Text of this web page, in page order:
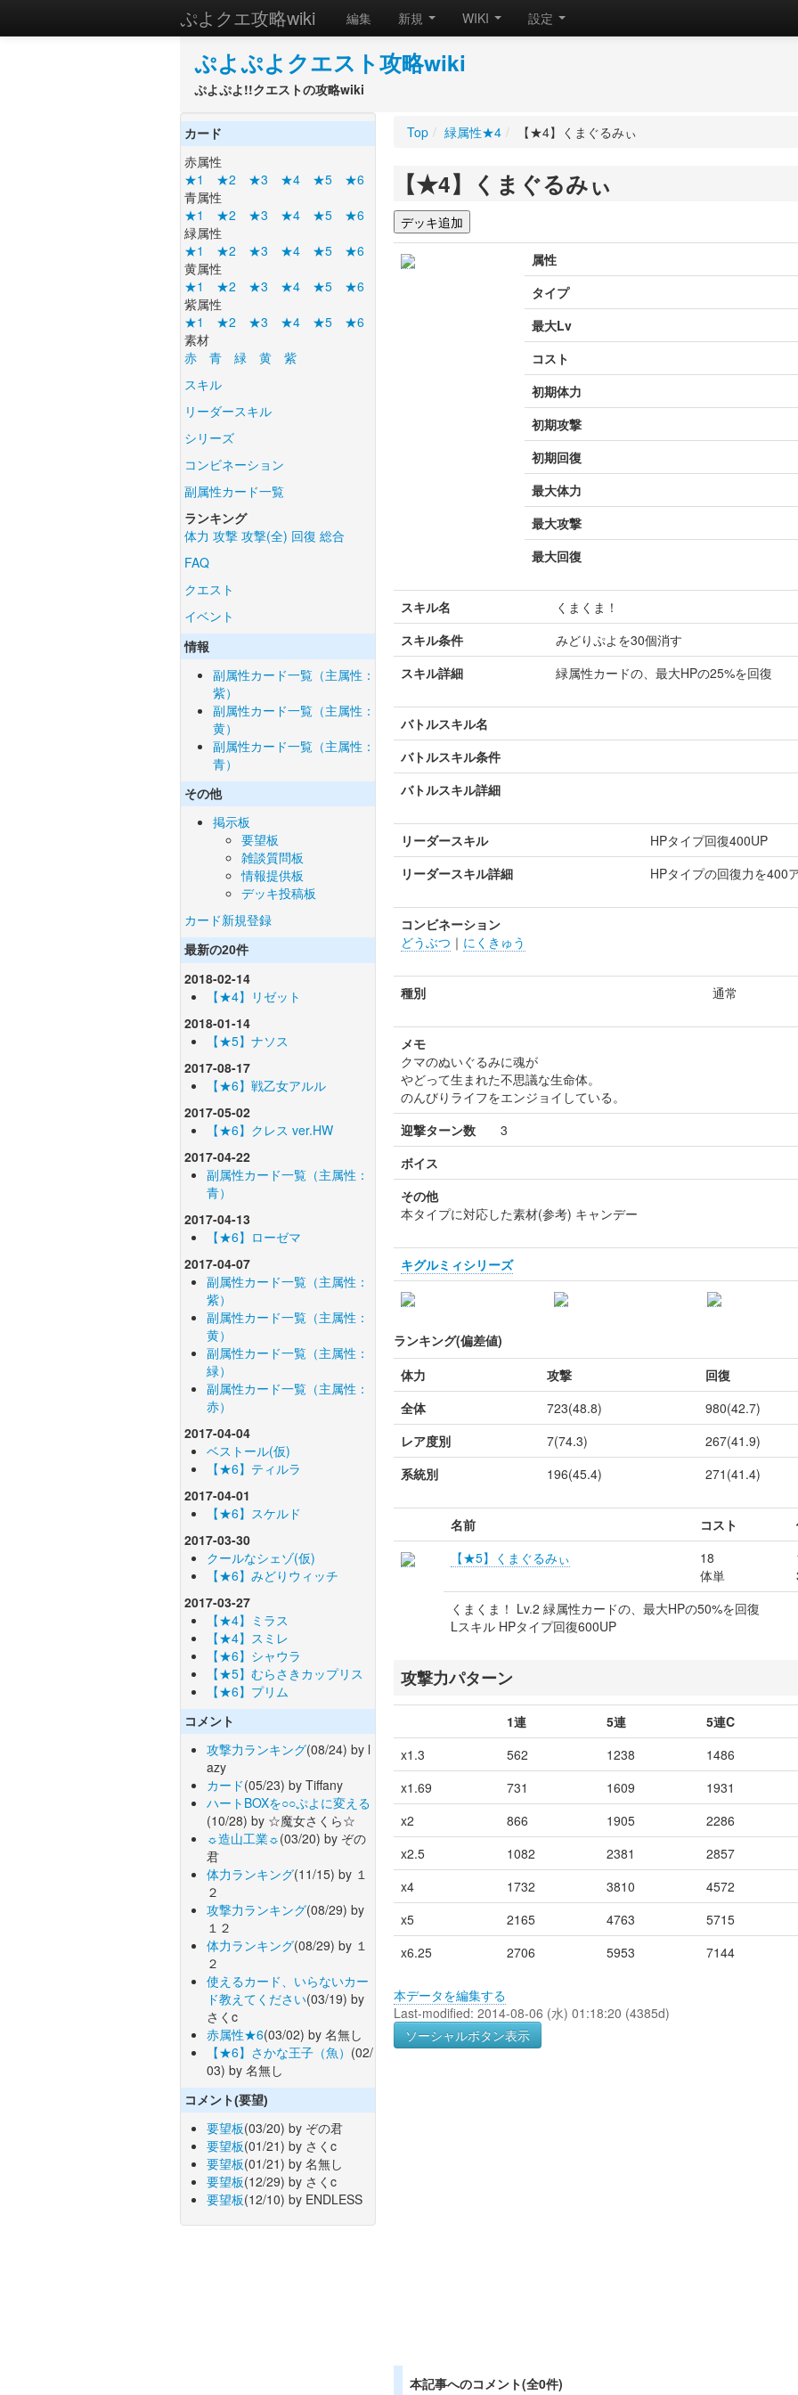
ぷよクエ攻略wiki 編集 新規 WIKI 設定
ぷよぷよクエスト攻略wiki
ぷよぷよ!!クエストの攻略wiki
カード
赤属性
★1
★2 ★3 ★4 ★5
★6
青属性
★1
★2 ★3 ★4 ★5
★6
緑属性
★1
★2 ★3 ★4 ★5
★6
黄属性
★1
★2 ★3 ★4 ★5
★6
紫属性
★1
★2 ★3 ★4 ★5
★6
素材
赤
青 緑 黄
紫
スキル
リーダースキル
シリーズ
コンビネーション
副属性カード一覧
ランキング
体力 攻撃 攻撃(全) 回復 総合
FAQ
クエスト
イベント
情報
副属性カード一覧（主属性：
紫）
副属性カード一覧（主属性：
黄）
副属性カード一覧（主属性：
青）
その他
掲示板
要望板
雑談質問板
情報提供板
デッキ投稿板
カード新規登録
最新の20件
2018-02-14
【★4】リゼット
2018-01-14
【★5】ナソス
2017-08-17
【★6】戦乙女アルル
2017-05-02
【★6】クレス ver.HW
2017-04-22
副属性カード一覧（主属性：
青）
2017-04-13
【★6】ローゼマ
2017-04-07
副属性カード一覧（主属性：
紫）
副属性カード一覧（主属性：
黄）
副属性カード一覧（主属性：
緑）
副属性カード一覧（主属性：
赤）
2017-04-04
ベストール(仮)
【★6】ティルラ
2017-04-01
【★6】スケルド
2017-03-30
クールなシェゾ(仮)
【★6】みどりウィッチ
2017-03-27
【★4】ミラス
【★4】スミレ
【★6】シャウラ
【★5】むらさきカップリス
【★6】プリム
コメント
攻撃力ランキング(08/24) by l
azy
カード(05/23) by Tiffany
ハートBOXを○○ぷよに変える
(10/28) by ☆魔女さくら☆
☼造山工業☼(03/20) by ぞの
君
体力ランキング(11/15) by １
２
攻撃力ランキング(08/29) by
１２
体力ランキング(08/29) by １
２
使えるカード、いらないカー
ド教えてください(03/19) by
さくc
赤属性★6(03/02) by 名無し
【★6】さかな王子（魚） (02/
03) by 名無し
コメント(要望)
要望板(03/20) by ぞの君
要望板(01/21) by さくc
要望板(01/21) by 名無し
要望板(12/29) by さくc
要望板(12/10) by ENDLESS
Top / 緑属性★4 / 【★4】くまぐるみぃ
【★4】くまぐるみぃ
属性
タイプ
最大Lv
コスト
初期体力
初期攻撃
初期回復
最大体力
最大攻撃
最大回復
スキル名
くまくま！
スキル条件
みどりぷよを30個消す
スキル詳細
緑属性カードの、最大HPの25%を回復
バトルスキル名
バトルスキル条件
バトルスキル詳細
リーダースキル
HPタイプ回復400UP
リーダースキル詳細
HPタイプの回復力を400
コンビネーション
どうぶつ ｜ にくきゅう
種別 通常
メモ
クマのぬいぐるみに魂が
やどって生まれた不思議な生命体。
のんびりライフをエンジョイしている。
迎撃ターン数 3
ボイス
その他
本タイプに対応した素材(参考) キャンデー
キグルミィシリーズ
ランキング(偏差値)
体力
攻撃
回復
全体
723(48.8)
980(42.7)
レア度別
7(74.3)
267(41.9)
系統別
196(45.4) 271(41.4)
名前 コスト
【★5】くまぐるみぃ
18
体単
くまくま！ Lv.2 緑属性カードの、最大HPの50%を回復
Lスキル HPタイプ回復600UP
攻撃力パターン
1連 5連
5連C
x1.3
562 1238
1486
x1.69
731 1609
1931
x2
866 1905
2286
x2.5
1082 2381
2857
x4
1732 3810
4572
x5
2165 4763
5715
x6.25
2706 5953 7144
本データを編集する
Last-modified: 2014-08-06 (水) 01:18:20 (4385d)
ソーシャルボタン表示
本記事へのコメント(全0件)